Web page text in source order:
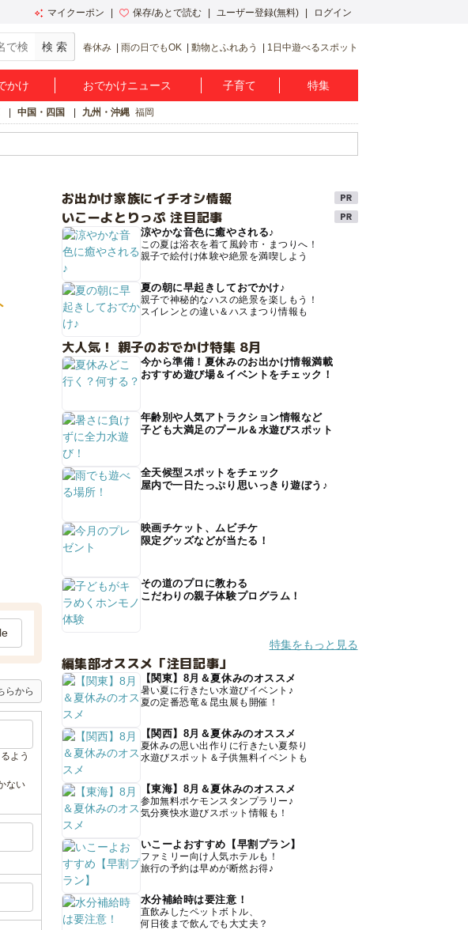
マイクーポン 保存/あとで読む ユーザー登録(無料) ログイン
春休み 雨の日でもOK 動物とふれあう 1日中遊べるスポット
かけ おでかけニュース 子育て 特集
中国・四国 九州・沖縄 福岡
らから
よう
ない
お出かけ家族にイチオシ情報
いこーよとりっぷ 注目記事
涼やかな音色に癒やされる♪
この夏は浴衣を着て風鈴市・まつりへ！
親子で絵付け体験や絶景を満喫しよう
夏の朝に早起きしておでかけ♪
親子で神秘的なハスの絶景を楽しもう！
スイレンとの違い＆ハスまつり情報も
大人気！ 親子のおでかけ特集 8月
今から準備！夏休みのお出かけ情報満載
おすすめ遊び場＆イベントをチェック！
年齢別や人気アトラクション情報など
子ども大満足のプール＆水遊びスポット
全天候型スポットをチェック
屋内で一日たっぷり思いっきり遊ぼう♪
映画チケット、ムビチケ
限定グッズなどが当たる！
その道のプロに教わる
こだわりの親子体験プログラム！
特集をもっと見る
編集部オススメ「注目記事」
【関東】8月＆夏休みのオススメ
暑い夏に行きたい水遊びイベント♪
夏の定番恐竜＆昆虫展も開催！
【関西】8月＆夏休みのオススメ
夏休みの思い出作りに行きたい夏祭り
水遊びスポット＆子供無料イベントも
【東海】8月＆夏休みのオススメ
参加無料ポケモンスタンプラリー♪
気分爽快水遊びスポット情報も！
いこーよおすすめ【早割プラン】
ファミリー向け人気ホテルも！
旅行の予約は早めが断然お得♪
水分補給時は要注意！
直飲みしたペットボトル、
何日後まで飲んでも大丈夫？